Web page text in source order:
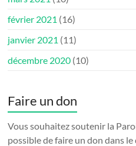
février 2021 (16)
janvier 2021 (11)
décembre 2020 (10)
Faire un don
Vous souhaitez soutenir la
possible de faire un don dans